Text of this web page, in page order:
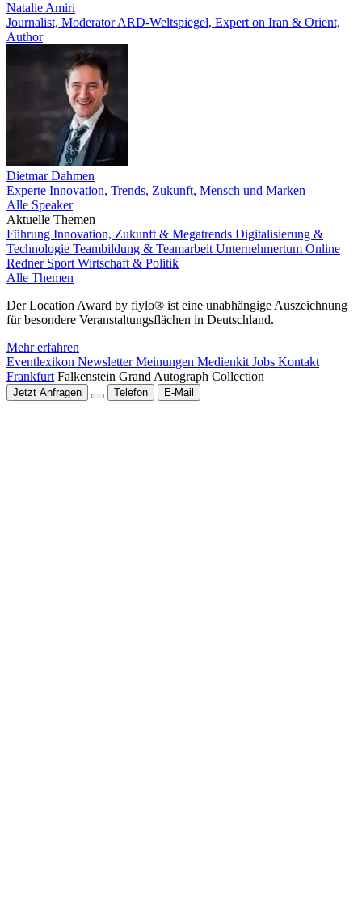
Natalie Amiri
Journalist, Moderator ARD-Weltspiegel, Expert on Iran & Orient,
Author
Dietmar Dahmen
Experte Innovation, Trends, Zukunft, Mensch und Marken
Alle Speaker
Aktuelle Themen
Führung Innovation, Zukunft & Megatrends Digitalisierung &
Technologie Teambildung & Teamarbeit Unternehmertum Online
Redner Sport Wirtschaft & Politik
Alle Themen
Der Location Award by fiylo® ist eine unabhängige Auszeichnung
für besondere Veranstaltungsflächen in Deutschland.
Mehr erfahren
Eventlexikon NewsletterMeinungen Medienkit Jobs Kontakt
Frankfurt Falkenstein Grand Autograph Collection
Jetzt Anfragen Telefon E-Mail